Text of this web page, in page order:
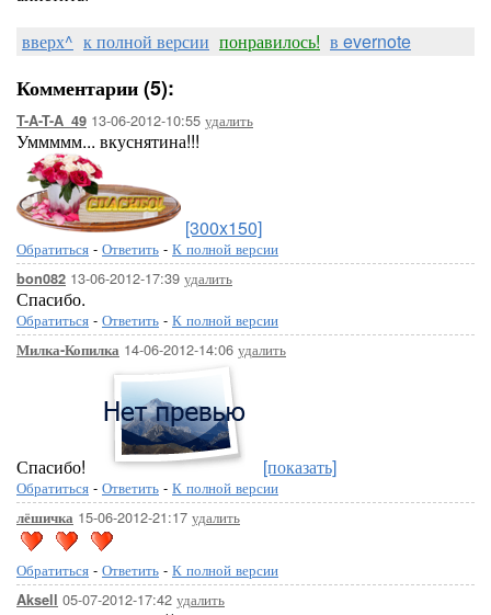
вверх^ к полной версии понравилось! в evernote
Комментарии (5):
T-A-T-A_49 13-06-2012-10:55 удалить
Уммммм... вкуснятина!!!
[300x150]
Обратиться - Ответить - К полной версии
bon082 13-06-2012-17:39 удалить
Спасибо.
Обратиться - Ответить - К полной версии
Милка-Копилка 14-06-2012-14:06 удалить
Спасибо! [показать]
Обратиться - Ответить - К полной версии
лёшичка 15-06-2012-21:17 удалить
Обратиться - Ответить - К полной версии
Aksell 05-07-2012-17:42 удалить